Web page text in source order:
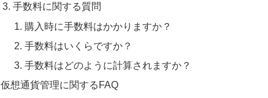
手数料に関する質問
購入時に手数料はかかりますか？
手数料はいくらですか？
手数料はどのように計算されますか？
仮想通貨管理に関するFAQ